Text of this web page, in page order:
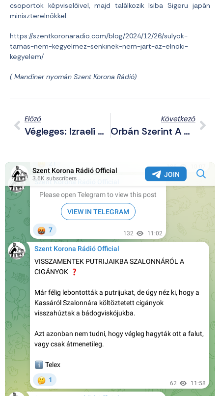
csoportok képviselőivel, majd találkozik Isiba Sigeru japán
miniszterelnökkel.
https://szentkoronaradio.com/blog/2024/12/26/sulyok-
tamas-nem-kegyelmez-senkinek-nem-jart-az-elnoki-
kegyelem/
( Mandiner nyomán Szent Korona Rádió)
Előző
Végleges: Izraeli Nyomásra Megszavazta Az Országgyűlés, Hogy Kilépjünk A Nemzetközi Büntetőbíróságból
Következő
Orbán Szerint A Türk Tanács Országainak Szerepe Magyarország Energiaellátásában Kulcsfontosságú